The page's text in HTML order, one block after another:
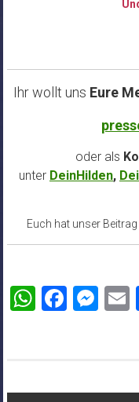
Ihr wollt uns Eure
oder als
unter DeinHilden,
Euch hat unser